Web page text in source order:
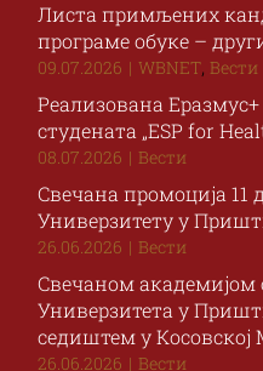
Листа примљених
програме обуке –
09.07.2026 | WBNET,Вести
Реализована
студената „ESP for
08.07.2026 | Вести
Свечана промоција 11
Универзитету у
26.06.2026 | Вести
Свечаном академијом
Универзитета у
седиштем у
26.06.2026 | Вести